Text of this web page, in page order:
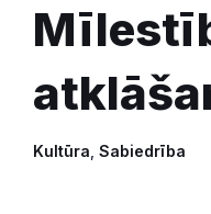
Kultūra Sabiedrība